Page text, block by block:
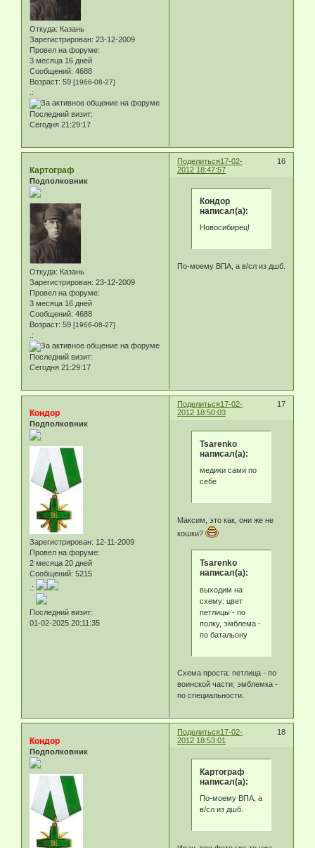
Откуда: Казань
Зарегистрирован: 23-12-2009
Провел на форуме:
3 месяца 16 дней
Сообщений: 4688
Возраст: 59 [1966-08-27]
.:
Последний визит:
Сегодня 21:29:17
Поделиться 16
17-02-
2012 18:47:57
Картограф
Подполковник
Откуда: Казань
Зарегистрирован: 23-12-2009
Провел на форуме:
3 месяца 16 дней
Сообщений: 4688
Возраст: 59 [1966-08-27]
.:
Последний визит:
Сегодня 21:29:17
Кондор
написал(а):
Новосибирец!
По-моему ВПА, а в/сл из дшб.
Поделиться 17
17-02-
2012 18:50:03
Кондор
Подполковник
Зарегистрирован: 12-11-2009
Провел на форуме:
2 месяца 20 дней
Сообщений: 5215
.:
Последний визит:
01-02-2025 20:11:35
Tsarenko
написал(а):
медики сами по
себе
Максим, это как, они же не
кошки?
Tsarenko
написал(а):
выходим на
схему: цвет
петлицы - по
полку, эмблема -
по батальону
Схема проста: петлица - по
воинской части; эмблемка -
по специальности.
Поделиться 18
17-02-
2012 18:53:01
Кондор
Подполковник
Картограф
написал(а):
По-моему ВПА, а
в/сл из дшб.